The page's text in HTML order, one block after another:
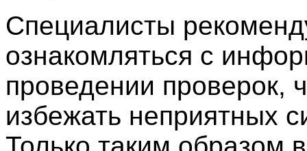
Специалисты
ознакомляться с
проведении проверок,
избежать неприятных